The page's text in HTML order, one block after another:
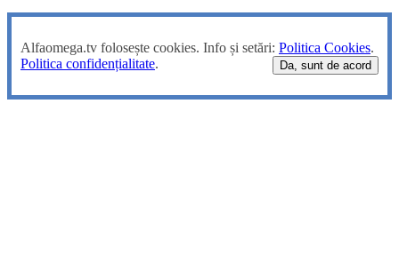
Alfaomega.tv folosește cookies. Info și setări: Politica Cookies.
Politica confidențialitate. Da, sunt de acord